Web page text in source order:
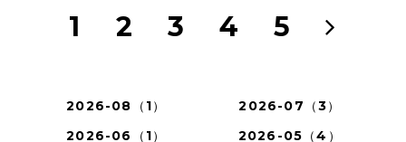
1 2 3 4 5
2026-08（1）
2026-07（3）
2026-06（1）
2026-05（4）